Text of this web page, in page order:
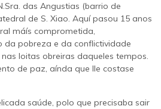
das Angustias (barrio de
de S. Xiao. Aquí pasou 15 anos
máís comprometida,
da pobreza e da conflictividade
loitas obreiras daqueles tempos.
de paz, aínda que lle costase
saúde, polo que precisaba sair